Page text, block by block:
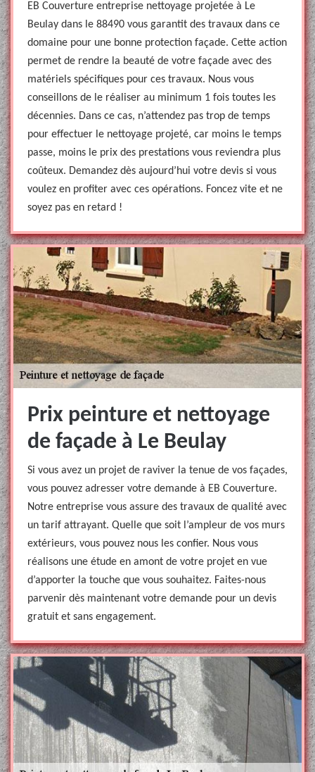
EB Couverture entreprise nettoyage projetée à Le
Beulay dans le 88490 vous garantit des travaux dans ce
domaine pour une bonne protection façade. Cette action
permet de rendre la beauté de votre façade avec des
matériels spécifiques pour ces travaux. Nous vous
conseillons de le réaliser au minimum 1 fois toutes les
décennies. Dans ce cas, n’attendez pas trop de temps
pour effectuer le nettoyage projeté, car moins le temps
passe, moins le prix des prestations vous reviendra plus
coûteux. Demandez dès aujourd’hui votre devis si vous
voulez en profiter avec ces opérations. Foncez vite et ne
soyez pas en retard !
Prix peinture et nettoyage
de façade à Le Beulay
Si vous avez un projet de raviver la tenue de vos façades,
vous pouvez adresser votre demande à EB Couverture.
Notre entreprise vous assure des travaux de qualité avec
un tarif attrayant. Quelle que soit l’ampleur de vos murs
extérieurs, vous pouvez nous les confier. Nous vous
réalisons une étude en amont de votre projet en vue
d’apporter la touche que vous souhaitez. Faites-nous
parvenir dès maintenant votre demande pour un devis
gratuit et sans engagement.